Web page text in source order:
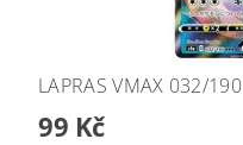
LAPRAS VMAX 032/190
99 Kč